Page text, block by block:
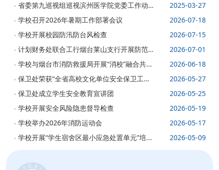
省委第九巡视组巡视滨州医学院党委工作动
员...
2025-03-27
学校召开2026年暑期工作部署会议
2026-07-18
学校开展校园防汛防台风检查
2026-07-15
计划财务处联合工行烟台莱山支行开展防范
非...
2026-07-01
学校与烟台市消防救援局开展“消校”融合共...
2026-06-18
保卫处荣获“全省高校文化单位安全保卫工
作...
2026-05-27
保卫处成立学生安全教育宣讲团
2026-05-25
学校开展安全风险隐患督导检查
2026-05-19
学校举办2026年消防运动会
2026-05-17
学校开展“学生宿舍区最小应急处置单元”培...
2026-05-09